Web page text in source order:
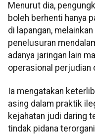
Menurut dia,
boleh berhenti hanya
di lapangan,
penelusuran
adanya jaringan lain
operasional perjudian
Ia mengatakan
asing dalam praktik
kejahatan judi daring
tindak pidana